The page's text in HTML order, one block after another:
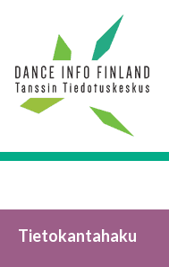
Tietokantahaku